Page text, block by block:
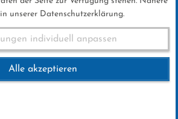
was andere
unserer Datenschutzerklärung.
individuell anpassen
Alle akzeptieren